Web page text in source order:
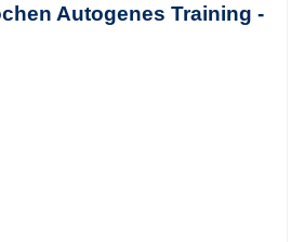
Autogenes Training -